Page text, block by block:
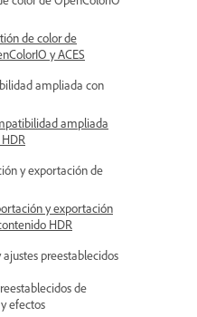
de color de
y ACES
ampliada con
ampliada
y exportación de
y exportación
HDR
preestablecidos
de
efectos